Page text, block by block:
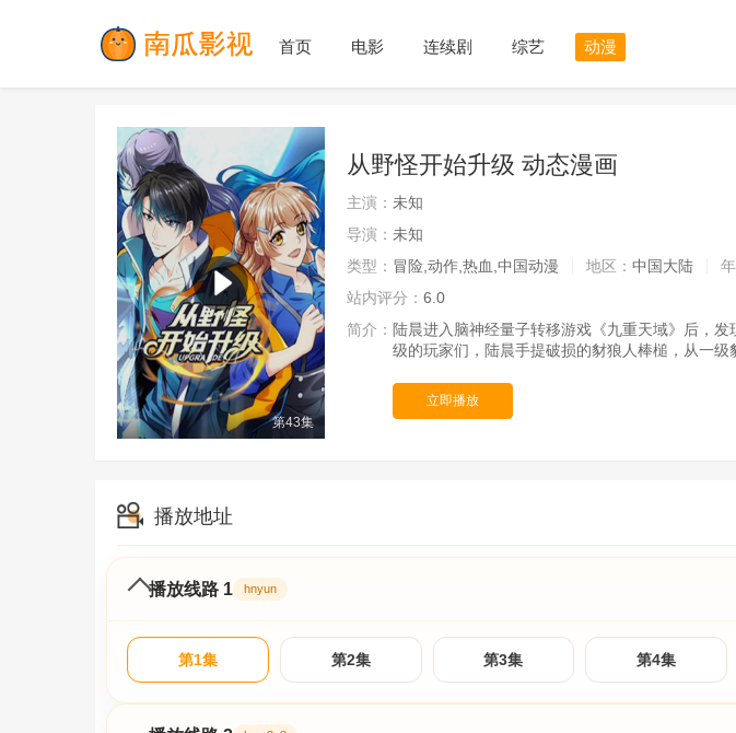
首页 电影 连续剧 综艺 动漫
第43集
从野怪开始升级 动态漫画
主演： 未知
导演： 未知
类型： 冒险,动作,热血,中国动漫 地区： 中国大陆
站内评分： 6.0
简介： 陆晨进入脑神经量子转移游戏《九重天域》后，
级的玩家们，陆晨手提破损的豺狼人棒槌，从一
立即播放
播放地址
播放线路 1 hnyun
第1集 第2集 第3集 第4集